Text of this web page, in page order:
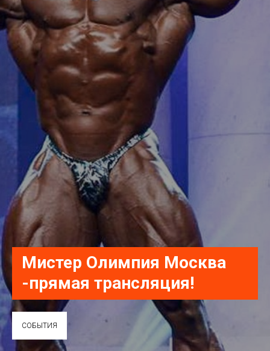
Мистер Олимпия Москва
-прямая трансляция!
СОБЫТИЯ